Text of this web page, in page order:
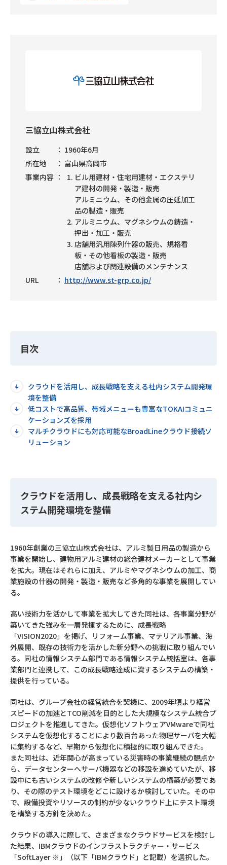
三協立山株式会社
設立
1960年6月
所在地
富山県高岡市
事業内容
ビル用建材・住宅用建材・エクステリ
ア建材の開発・製造・販売
アルミニウム、その他金属の圧延加工
品の製造・販売
アルミニウム、マグネシウムの鋳造・
押出・加工・販売
店舗用汎用陳列什器の販売、規格看
板・その他看板の製造・販売
店舗および関連設備のメンテナンス
URL
http://www.st-grp.co.jp/
目次
クラウドを活用し、成長戦略を支える社内システム開発環
境を整備
低コストで高品質、帯域メニューも豊富なTOKAIコミュニ
ケーションズを採用
マルチクラウドにも対応可能なBroadLineクラウド接続ソ
リューション
クラウドを活用し、成長戦略を支える社内シ
ステム開発環境を整備
1960年創業の三協立山株式会社は、アルミ製日用品の製造から
事業を開始し、建物用アルミ建材の総合建材メーカーとして事業
を拡大。現在はそれらに加え、アルミやマグネシウムの加工、商
業施設の什器の開発・製造・販売など多角的な事業を展開してい
る。
高い技術力を活かして事業を拡大してきた同社は、各事業分野が
築いてきた強みを一層発揮するために、成長戦略
「VISION2020」を掲げ、リフォーム事業、マテリアル事業、海
外展開、既存の技術力を活かした新分野への挑戦に取り組んでい
る。同社の情報システム部門である情報システム統括室は、各事
業部門と連携して、この成長戦略達成に資するシステムの構築・
提供を行っている。
同社は、グループ会社の経営統合を契機に、2009年頃より経営
スピードの加速とTCO削減を目的とした大規模なシステム統合プ
ロジェクトを推進してきた。仮想化ソフトウェアVMwareで同社
システムを仮想化することにより数百台あった物理サーバを大幅
に集約するなど、早期から仮想化に積極的に取り組んできた。
また同社は、近年関心が高まっている災害時の事業継続の観点か
ら、データセンターへサーバ機器などの移設を進めていたが、移
設中にも古いシステムの改修や新しいシステムの構築が必要であ
り、その際のテスト環境をどこに設けるか検討していた。その中
で、設備投資やリソースの制約が少ないクラウド上にテスト環境
を構築する方針を決めた。
クラウドの導入に際して、さまざまなクラウドサービスを検討し
た結果、IBMクラウドのインフラストラクチャー・サービス
「SoftLayer ※」（以下「IBMクラウド」と記載）を選択した。